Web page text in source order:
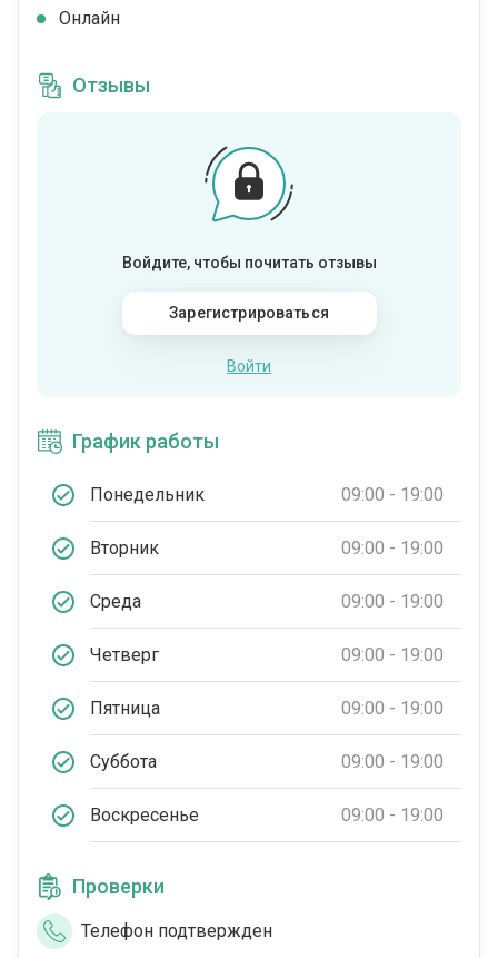
Онлайн
Отзывы
Войдите, чтобы почитать отзывы
Зарегистрироваться
Войти
График работы
Понедельник 09:00 - 19:00
Вторник 09:00 - 19:00
Среда 09:00 - 19:00
Четверг 09:00 - 19:00
Пятница 09:00 - 19:00
Суббота 09:00 - 19:00
Воскресенье 09:00 - 19:00
Проверки
Телефон подтвержден